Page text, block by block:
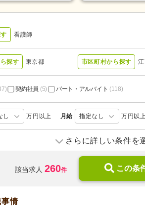
看護師
探す 東京都 市区町村から探す
契約社員 (5) パート・アルバイト (118)
し 万円以上 月給 指定なし 万円以
訪問入浴 (4)
ス(19) 小規模多機能型居宅
老人ホーム(2) 介護付き有料老人ホ
グループホーム(2)
リニック
さらに詳しい条件を
該当求人 260件 この条
情